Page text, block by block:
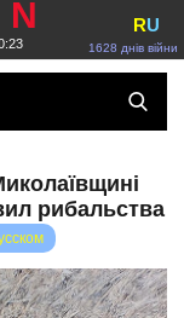
N
1628 днів війни
RU
рибальства